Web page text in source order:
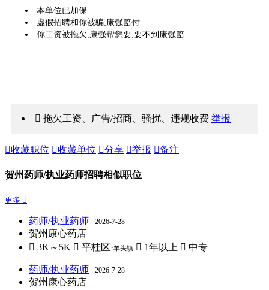
本单位已加保
虚假招聘和你被骗,康强赔付
你工资被拖欠,康强帮您要,要不到康强赔
 拖欠工资、广告/招商、骚扰、违规收费举报
收藏职位 收藏单位 分享 举报 备注
贺州药师/执业药师招聘相似职位
更多 
药师/执业药师 2026-7-28
贺州康心药店
 3K～5K  平桂区·羊头镇  1年以上  中专
药师/执业药师 2026-7-28
贺州康心药店